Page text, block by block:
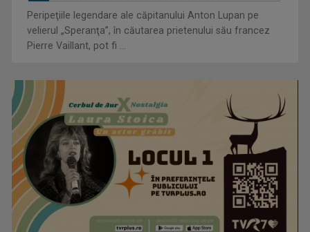
Tenis internațional la Târgu Mureș! TVR Sport transmite
finalele AXERIA Open ...
Peripeţiile legendare ale căpitanului Anton Lupan pe
velierul „Speranţa”, în căutarea prietenului său francez
Pierre Vaillant, pot fi ...